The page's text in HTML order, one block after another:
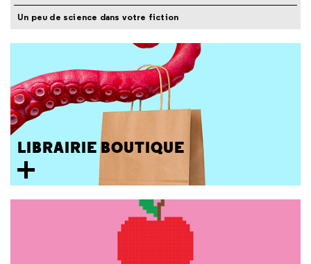
Un peu de science dans votre fiction
LIBRAIRIE BOUTIQUE